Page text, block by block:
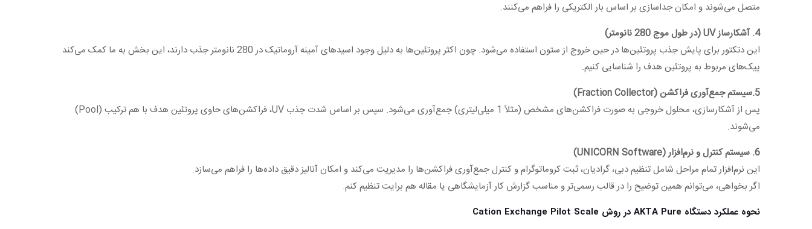
متصل می‌شوند و امکان جداسازی بر اساس بار الکتریکی را فراهم می‌کنند.
4. آشکارساز UV (در طول موج 280 نانومتر)
این دتکتور برای پایش جذب پروتئین‌ها در حین خروج از ستون استفاده می‌شود. چون اکثر پروتئین‌ها به دلیل وجود اسیدهای آمینه آروماتیک در 280 نانومتر جذب دارند، این بخش به ما کمک می‌کند
پیک‌های مربوط به پروتئین هدف را شناسایی کنیم.
5.سیستم جمع‌آوری فراکشن (Fraction Collector)
پس از آشکارسازی، محلول خروجی به صورت فراکشن‌های مشخص (مثلاً 1 میلی‌لیتری) جمع‌آوری می‌شود. سپس بر اساس شدت جذب UV، فراکشن‌های حاوی پروتئین هدف با هم ترکیب (Pool)
می‌شوند.
6. سیستم کنترل و نرم‌افزار (UNICORN Software)
این نرم‌افزار تمام مراحل شامل تنظیم دبی، گرادیان، ثبت کروماتوگرام و کنترل جمع‌آوری فراکشن‌ها را مدیریت می‌کند و امکان آنالیز دقیق داده‌ها را فراهم می‌سازد.
اگر بخواهی، می‌توانم همین توضیح را در قالب رسمی‌تر و مناسب گزارش کار آزمایشگاهی یا مقاله هم برایت تنظیم کنم.
نحوه عملکرد دستگاه AKTA Pure در روش Cation Exchange Pilot Scale